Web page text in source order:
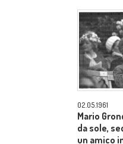
02.05.1961
Mario
da sole,
un amico